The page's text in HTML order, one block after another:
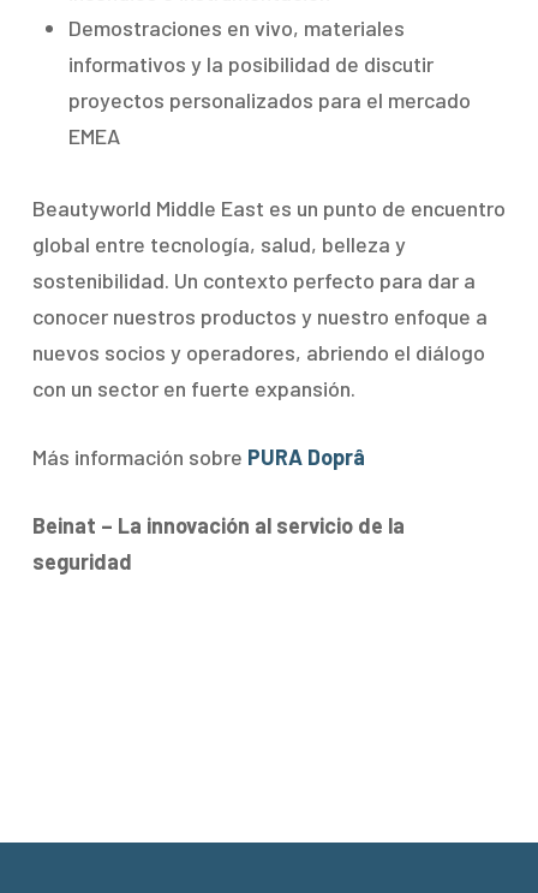
Demostraciones en vivo, materiales
informativos y la posibilidad de discutir
proyectos personalizados para el mercado
EMEA
Beautyworld Middle East es un punto de encuentro
global entre tecnología, salud, belleza y
sostenibilidad. Un contexto perfecto para dar a
conocer nuestros productos y nuestro enfoque a
nuevos socios y operadores, abriendo el diálogo
con un sector en fuerte expansión.
Más información sobre PURA Doprâ
Beinat – La innovación al servicio de la
seguridad